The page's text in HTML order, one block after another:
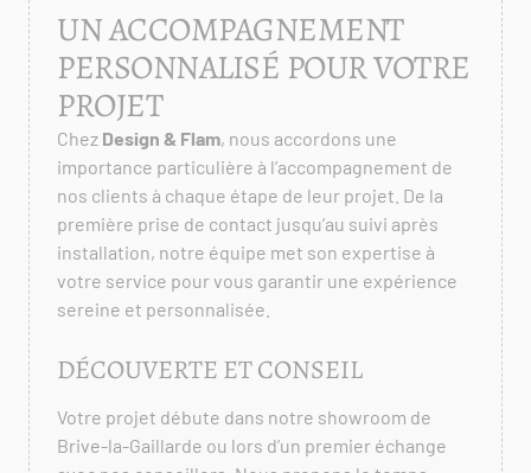
UN ACCOMPAGNEMENT
PERSONNALISÉ POUR VOTRE
PROJET
Chez Design & Flam, nous accordons une
importance particulière à l’accompagnement de
nos clients à chaque étape de leur projet. De la
première prise de contact jusqu’au suivi après
installation, notre équipe met son expertise à
votre service pour vous garantir une expérience
sereine et personnalisée.
DÉCOUVERTE ET CONSEIL
Votre projet débute dans notre showroom de
Brive-la-Gaillarde ou lors d’un premier échange